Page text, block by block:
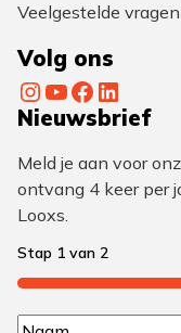
Veelgestelde vragen
Volg ons
InstagramYouTube Facebook LinkedIn
Nieuwsbrief
Meld je aan voor
ontvang 4 keer per
Looxs.
Stap 1 van 2
50%